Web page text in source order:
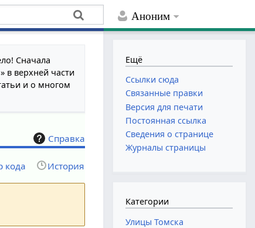
Аноним
Сначала
в верхней части
и о многом
Справка
кода История
Ещё
Ссылки сюда
Связанные правки
Версия для печати
Постоянная ссылка
Сведения о странице
Журналы страницы
Категории
Улицы Томска